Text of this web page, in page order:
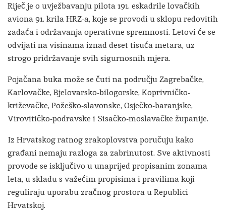
Riječ je o uvježbavanju pilota 191. eskadrile lovačkih
aviona 91. krila HRZ-a, koje se provodi u sklopu redovitih
zadaća i održavanja operativne spremnosti. Letovi će se
odvijati na visinama iznad deset tisuća metara, uz
strogo pridržavanje svih sigurnosnih mjera.
Pojačana buka može se čuti na području Zagrebačke,
Karlovačke, Bjelovarsko-bilogorske, Koprivničko-
križevačke, Požeško-slavonske, Osječko-baranjske,
Virovitičko-podravske i Sisačko-moslavačke županije.
Iz Hrvatskog ratnog zrakoplovstva poručuju kako
građani nemaju razloga za zabrinutost. Sve aktivnosti
provode se isključivo u unaprijed propisanim zonama
leta, u skladu s važećim propisima i pravilima koji
reguliraju uporabu zračnog prostora u Republici
Hrvatskoj.